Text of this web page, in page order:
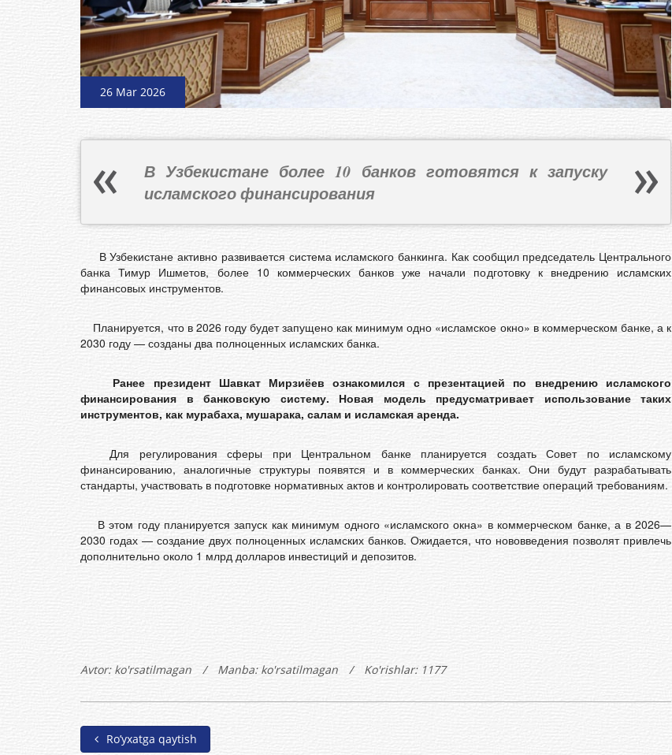
26 Mar 2026
В Узбекистане более 10 банков готовятся к запуску
исламского финансирования
В Узбекистане активно развивается система исламского банкинга. Как сообщил председатель Центрального
банка Тимур Ишметов, более 10 коммерческих банков уже начали подготовку к внедрению исламских
финансовых инструментов.
Планируется, что в 2026 году будет запущено как минимум одно «исламское окно» в коммерческом банке, а к
2030 году — созданы два полноценных исламских банка.
Ранее президент Шавкат Мирзиёев ознакомился с презентацией по внедрению исламского
финансирования в банковскую систему. Новая модель предусматривает использование таких
инструментов, как мурабаха, мушарака, салам и исламская аренда.
Для регулирования сферы при Центральном банке планируется создать Совет по исламскому
финансированию, аналогичные структуры появятся и в коммерческих банках. Они будут разрабатывать
стандарты, участвовать в подготовке нормативных актов и контролировать соответствие операций требованиям.
В этом году планируется запуск как минимум одного «исламского окна» в коммерческом банке, а в 2026—
2030 годах — создание двух полноценных исламских банков. Ожидается, что нововведения позволят привлечь
дополнительно около 1 млрд долларов инвестиций и депозитов.
Avtor: ko'rsatilmagan / Manba: ko'rsatilmagan / Ko'rishlar: 1177
Ro’yxatga qaytish